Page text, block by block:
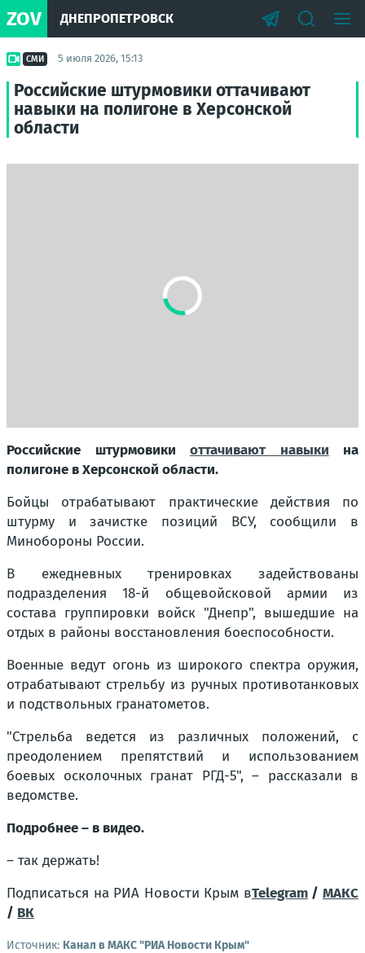
ZOV ДНЕПРОПЕТРОВСК
СМИ 5 июля 2026, 15:13
Российские штурмовики оттачивают
навыки на полигоне в Херсонской
области
Российские штурмовики оттачивают навыки на
полигоне в Херсонской области.
Бойцы отрабатывают практические действия по
штурму и зачистке позиций ВСУ, сообщили в
Минобороны России.
В ежедневных тренировках задействованы
подразделения 18-й общевойсковой армии из
состава группировки войск "Днепр", вышедшие на
отдых в районы восстановления боеспособности.
Военные ведут огонь из широкого спектра оружия,
отрабатывают стрельбу из ручных противотанковых
и подствольных гранатометов.
"Стрельба ведется из различных положений, с
преодолением препятствий и использованием
боевых осколочных гранат РГД-5", – рассказали в
ведомстве.
Подробнее – в видео.
– так держать!
Подписаться на РИА Новости Крым вTelegram/МАКС
/ ВК
Источник: Канал в МАКС "РИА Новости Крым"